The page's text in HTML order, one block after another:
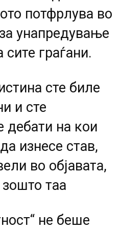
потфрлува во
унапредување
сите граѓани.
сте биле
и сте
дебати на кои
изнесе став,
во објавата,
таа
не беше